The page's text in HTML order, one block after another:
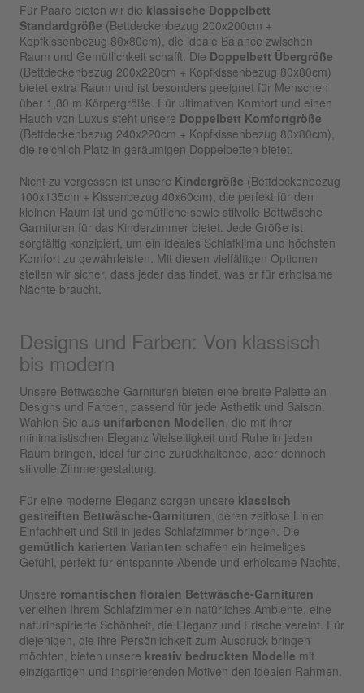
Für Paare bieten wir die klassische Doppelbett
Standardgröße (Bettdeckenbezug 200x200cm +
Kopfkissenbezug 80x80cm), die ideale Balance zwischen
Raum und Gemütlichkeit schafft. Die Doppelbett Übergröße
(Bettdeckenbezug 200x220cm + Kopfkissenbezug 80x80cm)
bietet extra Raum und ist besonders geeignet für Menschen
über 1,80 m Körpergröße. Für ultimativen Komfort und einen
Hauch von Luxus steht unsere Doppelbett Komfortgröße
(Bettdeckenbezug 240x220cm + Kopfkissenbezug 80x80cm),
die reichlich Platz in geräumigen Doppelbetten bietet.
Nicht zu vergessen ist unsere Kindergröße (Bettdeckenbezug
100x135cm + Kissenbezug 40x60cm), die perfekt für den
kleinen Raum ist und gemütliche sowie stilvolle Bettwäsche
Garnituren für das Kinderzimmer bietet. Jede Größe ist
sorgfältig konzipiert, um ein ideales Schlafklima und höchsten
Komfort zu gewährleisten. Mit diesen vielfältigen Optionen
stellen wir sicher, dass jeder das findet, was er für erholsame
Nächte braucht.
Designs und Farben: Von klassisch
bis modern
Unsere Bettwäsche-Garnituren bieten eine breite Palette an
Designs und Farben, passend für jede Ästhetik und Saison.
Wählen Sie aus unifarbenen Modellen , die mit ihrer
minimalistischen Eleganz Vielseitigkeit und Ruhe in jeden
Raum bringen, ideal für eine zurückhaltende, aber dennoch
stilvolle Zimmergestaltung.
Für eine moderne Eleganz sorgen unsere klassisch
gestreiften Bettwäsche-Garnituren , deren zeitlose Linien
Einfachheit und Stil in jedes Schlafzimmer bringen. Die
gemütlich karierten Varianten schaffen ein heimeliges
Gefühl, perfekt für entspannte Abende und erholsame Nächte.
Unsere romantischen floralen Bettwäsche-Garnituren
verleihen Ihrem Schlafzimmer ein natürliches Ambiente, eine
naturinspirierte Schönheit, die Eleganz und Frische vereint. Für
diejenigen, die ihre Persönlichkeit zum Ausdruck bringen
möchten, bieten unsere kreativ bedruckten Modelle mit
einzigartigen und inspirierenden Motiven den idealen Rahmen.